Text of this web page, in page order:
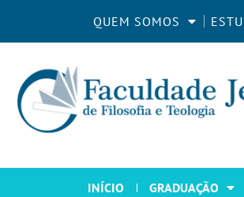
QUEM SOMOS
INÍCIO GRADUAÇÃO